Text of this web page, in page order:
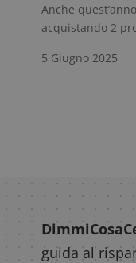
Anche
acquistando 2
5 Giugno 2025
guida al